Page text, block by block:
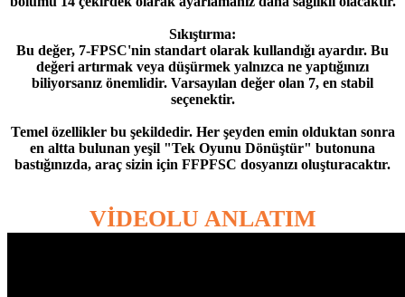
Sıkıştırma:
Bu değer, 7-FPSC'nin standart olarak kullandığı ayardır. Bu
değeri artırmak veya düşürmek yalnızca ne yaptığınızı
biliyorsanız önemlidir. Varsayılan değer olan 7, en stabil
seçenektir.
Temel özellikler bu şekildedir. Her şeyden emin olduktan sonra
en altta bulunan yeşil "Tek Oyunu Dönüştür" butonuna
bastığınızda, araç sizin için FFPFSC dosyanızı oluşturacaktır.
VİDEOLU ANLATIM